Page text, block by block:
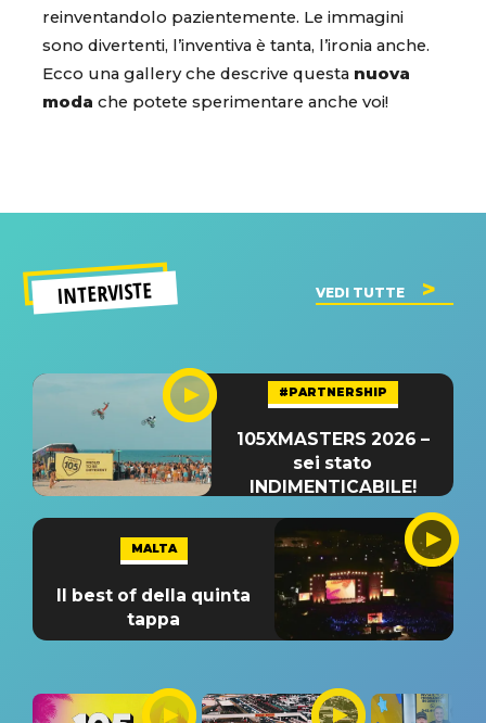
reinventandolo pazientemente. Le immagini
sono divertenti, l’inventiva è tanta, l’ironia anche.
Ecco una gallery che descrive questa nuova
moda che potete sperimentare anche voi!
INTERVISTE VEDI TUTTE
#PARTNERSHIP
105XMASTERS 2026 –
sei stato
INDIMENTICABILE!
MALTA
Il best of della quinta
tappa